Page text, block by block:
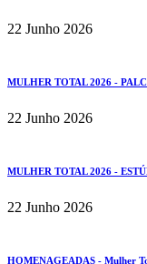
22 Junho 2026
MULHER TOTAL 2026 -
22 Junho 2026
MULHER TOTAL 2026 -
22 Junho 2026
HOMENAGEADAS - Mulher